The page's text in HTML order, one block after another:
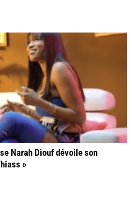
Narah Diouf dévoile son
»